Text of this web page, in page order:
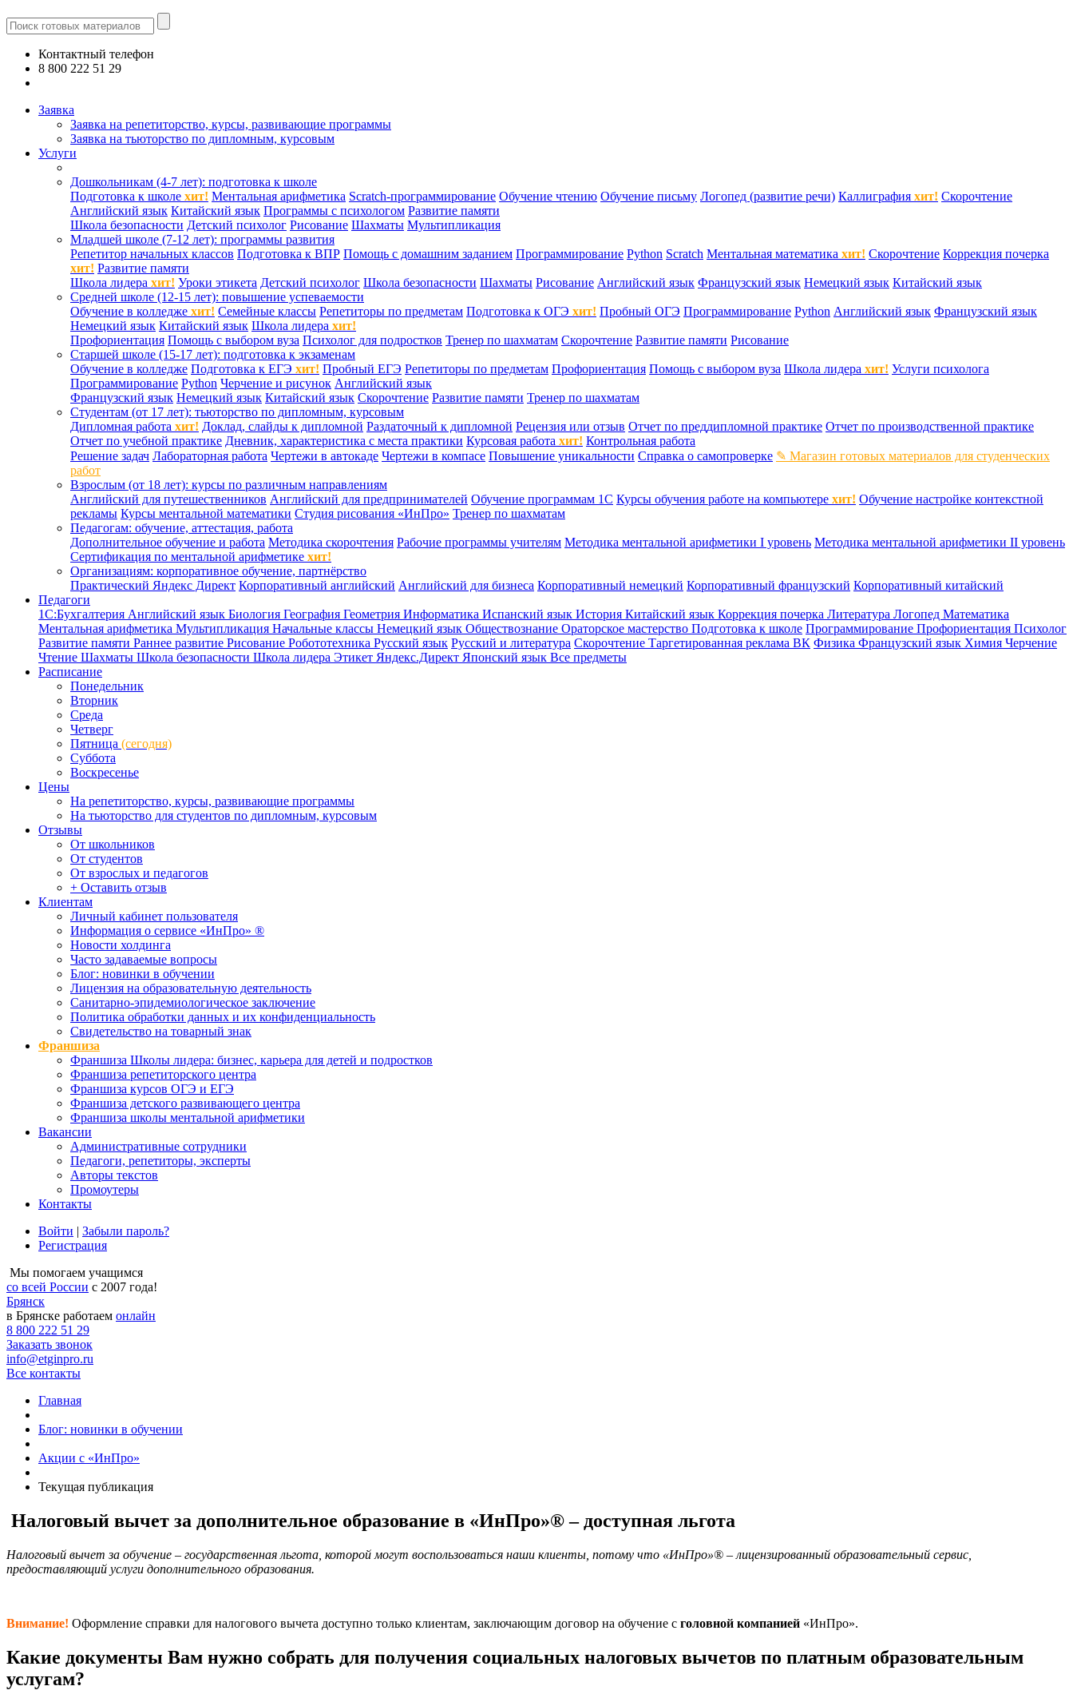
Контактный телефон
8 800 222 51 29
Заявка
Заявка на репетиторство, курсы, развивающие программы
Заявка на тьюторство по дипломным, курсовым
Услуги
Дошкольникам (4-7 лет): подготовка к школе
Подготовка к школе хит! Ментальная арифметика Scratch-программирование Обучение чтению Обучение письму Логопед (развитие речи) Каллиграфия хит! Скорочтение
Английский язык Китайский язык Программы с психологом Развитие памяти
Школа безопасности Детский психолог Рисование Шахматы Мультипликация
Младшей школе (7-12 лет): программы развития
Репетитор начальных классов Подготовка к ВПР Помощь с домашним заданием Программирование Python Scratch Ментальная математика хит! Скорочтение Коррекция почерка
хит! Развитие памяти
Школа лидера хит! Уроки этикета Детский психолог Школа безопасности Шахматы Рисование Английский язык Французский язык Немецкий язык Китайский язык
Средней школе (12-15 лет): повышение успеваемости
Обучение в колледже хит! Семейные классы Репетиторы по предметам Подготовка к ОГЭ хит! Пробный ОГЭ Программирование Python Английский язык Французский язык
Немецкий язык Китайский язык Школа лидера хит!
Профориентация Помощь с выбором вуза Психолог для подростков Тренер по шахматам Скорочтение Развитие памяти Рисование
Старшей школе (15-17 лет): подготовка к экзаменам
Обучение в колледже Подготовка к ЕГЭ хит! Пробный ЕГЭ Репетиторы по предметам Профориентация Помощь с выбором вуза Школа лидера хит! Услуги психолога
Программирование Python Черчение и рисунок Английский язык
Французский язык Немецкий язык Китайский язык Скорочтение Развитие памяти Тренер по шахматам
Студентам (от 17 лет): тьюторство по дипломным, курсовым
Дипломная работа хит! Доклад, слайды к дипломной Раздаточный к дипломной Рецензия или отзыв Отчет по преддипломной практике Отчет по производственной практике
Отчет по учебной практике Дневник, характеристика с места практики Курсовая работа хит! Контрольная работа
Решение задач Лабораторная работа Чертежи в автокаде Чертежи в компасе Повышение уникальности Справка о самопроверке ✎ Магазин готовых материалов для студенческих
работ
Взрослым (от 18 лет): курсы по различным направлениям
Английский для путешественников Английский для предпринимателей Обучение программам 1С Курсы обучения работе на компьютере хит! Обучение настройке контекстной
рекламы Курсы ментальной математики Студия рисования «ИнПро» Тренер по шахматам
Педагогам: обучение, аттестация, работа
Дополнительное обучение и работа Методика скорочтения Рабочие программы учителям Методика ментальной арифметики I уровень Методика ментальной арифметики II уровень
Сертификация по ментальной арифметике хит!
Организациям: корпоративное обучение, партнёрство
Практический Яндекс Директ Корпоративный английский Английский для бизнеса Корпоративный немецкий Корпоративный французский Корпоративный китайский
Педагоги
1С:Бухгалтерия Английский язык Биология География Геометрия Информатика Испанский язык История Китайский язык Коррекция почерка Литература Логопед Математика
Ментальная арифметика Мультипликация Начальные классы Немецкий язык Обществознание Ораторское мастерство Подготовка к школе Программирование Профориентация Психолог
Развитие памяти Раннее развитие Рисование Робототехника Русский язык Русский и литература Скорочтение Таргетированная реклама ВК Физика Французский язык Химия Черчение
Чтение Шахматы Школа безопасности Школа лидера Этикет Яндекс.Директ Японский язык Все предметы
Расписание
Понедельник
Вторник
Среда
Четверг
Пятница (сегодня)
Суббота
Воскресенье
Цены
На репетиторство, курсы, развивающие программы
На тьюторство для студентов по дипломным, курсовым
Отзывы
От школьников
От студентов
От взрослых и педагогов
+ Оставить отзыв
Клиентам
Личный кабинет пользователя
Информация о сервисе «ИнПро» ®
Новости холдинга
Часто задаваемые вопросы
Блог: новинки в обучении
Лицензия на образовательную деятельность
Санитарно-эпидемиологическое заключение
Политика обработки данных и их конфиденциальность
Свидетельство на товарный знак
Франшиза
Франшиза Школы лидера: бизнес, карьера для детей и подростков
Франшиза репетиторского центра
Франшиза курсов ОГЭ и ЕГЭ
Франшиза детского развивающего центра
Франшиза школы ментальной арифметики
Вакансии
Административные сотрудники
Педагоги, репетиторы, эксперты
Авторы текстов
Промоутеры
Контакты
Войти | Забыли пароль?
Регистрация
Мы помогаем учащимся
со всей России с 2007 года!
Брянск
в Брянске работаем онлайн
8 800 222 51 29
Заказать звонок
info@etginpro.ru
Все контакты
Главная
Блог: новинки в обучении
Акции с «ИнПро»
Текущая публикация
Налоговый вычет за дополнительное образование в «ИнПро»® – доступная льгота
Налоговый вычет за обучение – государственная льгота, которой могут воспользоваться наши клиенты, потому что «ИнПро»® – лицензированный образовательный сервис,
предоставляющий услуги дополнительного образования.
Внимание! Оформление справки для налогового вычета доступно только клиентам, заключающим договор на обучение с головной компанией «ИнПро».
Какие документы Вам нужно собрать для получения социальных налоговых вычетов по платным образовательным
услугам?